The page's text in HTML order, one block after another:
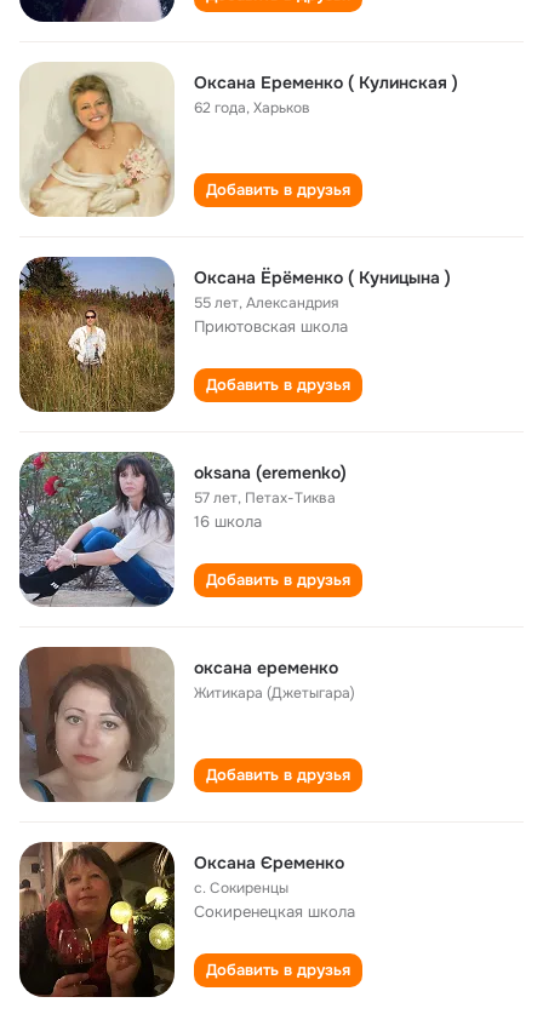
Оксана Еременко ( Кулинская )
62 года,Харьков
Добавить в друзья
Оксана Ёрёменко ( Куницына )
55 лет,Александрия
Приютовская школа
Добавить в друзья
oksana (eremenko)
57 лет, Петах-Тиква
16 школа
Добавить в друзья
оксана еременко
Житикара (Джетыгара)
Добавить в друзья
Оксана Єременко
с. Сокиренцы
Сокиренецкая школа
Добавить в друзья